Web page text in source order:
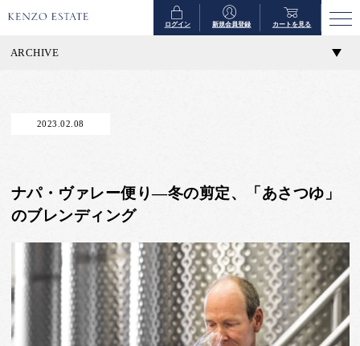
ログイン 新規会員登録 カートを見る
ARCHIVE
2023.02.08
ナパ・ヴァレー便り―冬の剪定、「あさつゆ」
のブレンディング